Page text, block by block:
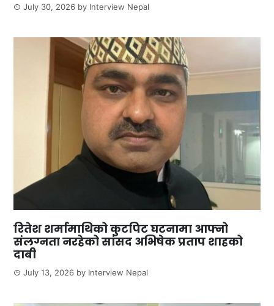
July 30, 2026 by Interview Nepal
रितेश शर्मामाथिको कुटपिट घटनामा आफ्नो
संलग्नता नरहेको सांसद अभिषेक प्रताप शाहको
दाबी
July 13, 2026 by Interview Nepal